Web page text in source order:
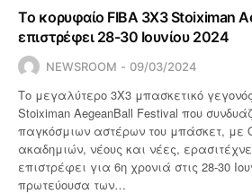
Το κορυφαίο FIBA 3X3 Stoiximan
επιστρέφει 28-30 Ιουνίου 2024
NEWSROOM 09/03/2024
Το μεγαλύτερο 3X3 μπασκετικό
Stoiximan AegeanBall Festival που
παγκόσμιων αστέρων του μπάσκετ, με
ακαδημιών, νέους και νέες,
επιστρέφει για 6η χρονιά στις 28-30
πρωτεύουσα των…